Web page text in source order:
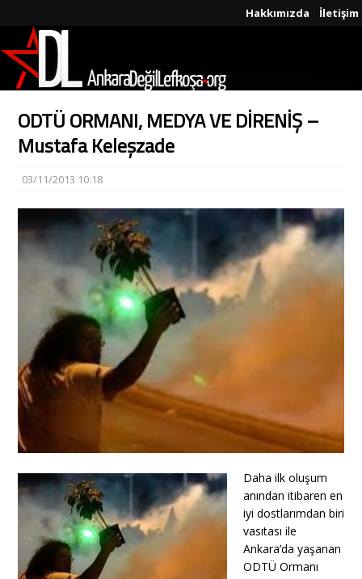
Hakkımızda İletişim
ODTÜ ORMANI, MEDYA VE DİRENİŞ –
Mustafa Keleşzade
03/11/2013 10:18
Daha ilk oluşum
anından itibaren en
iyi dostlarımdan biri
vasıtası ile
Ankara’da yaşanan
ODTÜ Ormanı